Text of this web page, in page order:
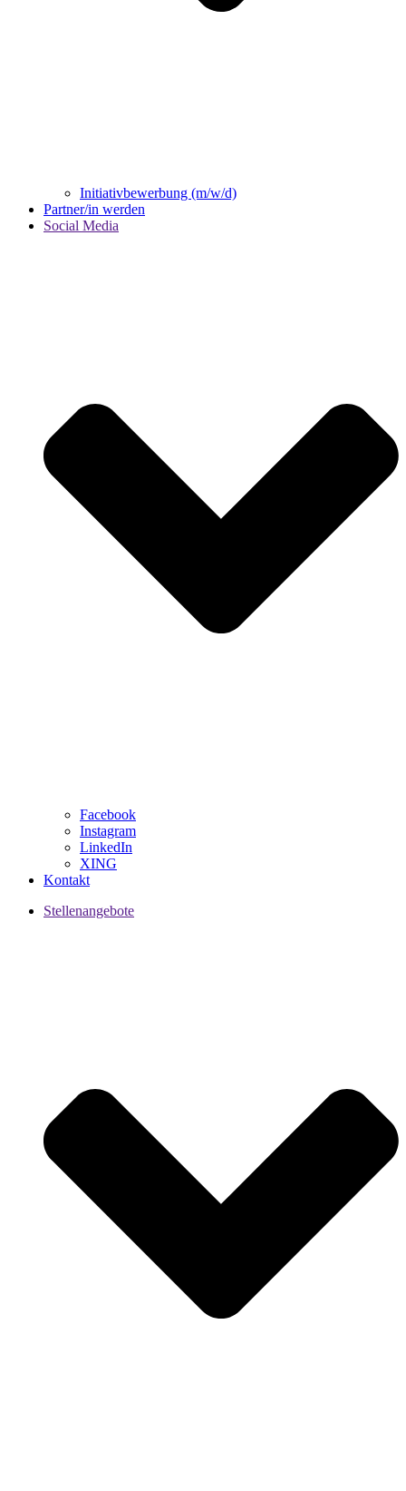
Initiativbewerbung (m/w/d)
Partner/in werden
Social Media
Facebook
Instagram
LinkedIn
XING
Kontakt
Stellenangebote